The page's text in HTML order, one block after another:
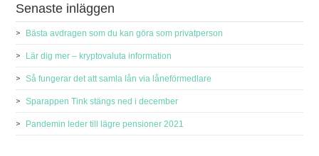
Senaste inläggen
Bästa avdragen som du kan göra som privatperson
Lär dig mer – kryptovaluta information
Så fungerar det att samla lån via låneförmedlare
Sparappen Tink stängs ned i december
Pandemin leder till lägre pensioner 2021